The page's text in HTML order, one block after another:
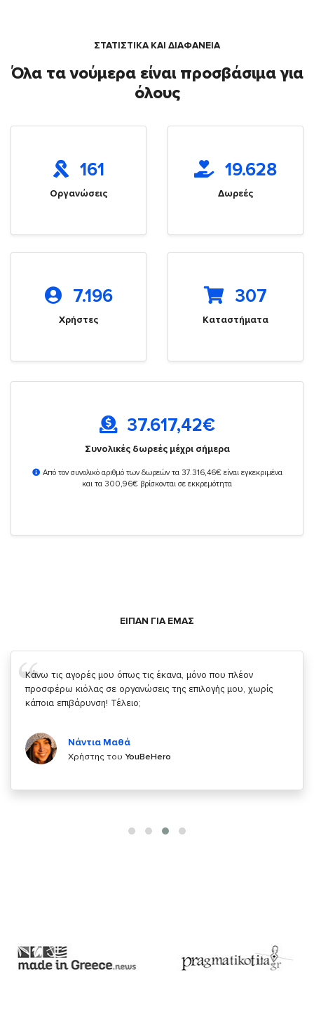
ΣΤΑΤΙΣΤΙΚΑ ΚΑΙ ΔΙΑΦΑΝΕΙΑ
Όλα τα νούμερα είναι προσβάσιμα για
όλους
161
Οργανώσεις
19.628
Δωρεές
7.196
Χρήστες
307
Καταστήματα
37.617,42€
Συνολικές δωρεές μέχρι σήμερα
Από τον συνολικό αριθμό των δωρεών τα 37.316,46€ είναι εγκεκριμένα
και τα 300,96€ βρίσκονται σε εκκρεμότητα
ΕΙΠΑΝ ΓΙΑ ΕΜΑΣ
Σας ευχαριστώ που μας δίνετε την δυνατότητα να κάνουμε
κάτι!
Χρήστης τουYouBeHero